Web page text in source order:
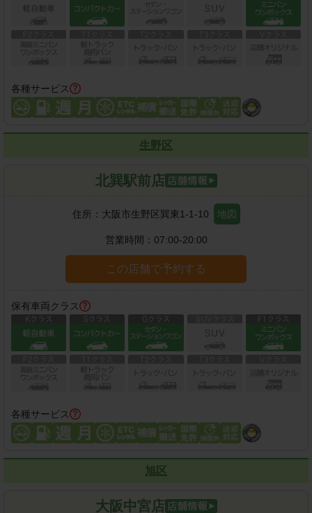
各種サービス
生野区
北巽駅前店
住所： 大阪市生野区巽東1-1-10 地図
営業時間： 07:00-20:00
この店舗で予約する
保有車両クラス
各種サービス
旭区
大阪中宮店